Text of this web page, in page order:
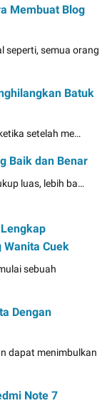
Membuat Blog
seperti, semua orang
Batuk
setelah me…
Baik dan Benar
luas, lebih ba…
Cuek
sebuah
Dengan
dapat menimbulkan
Note 7